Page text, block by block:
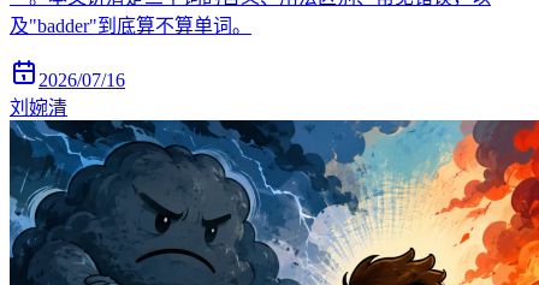
及"badder"到底算不算单词。
2026/07/16
刘婉清